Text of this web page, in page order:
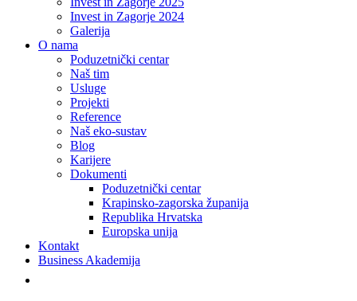
Invest in Zagorje 2024
Galerija
O nama
Poduzetnički centar
Naš tim
Usluge
Projekti
Reference
Naš eko-sustav
Blog
Karijere
Dokumenti
Poduzetnički centar
Krapinsko-zagorska županija
Republika Hrvatska
Europska unija
Kontakt
Business Akademija